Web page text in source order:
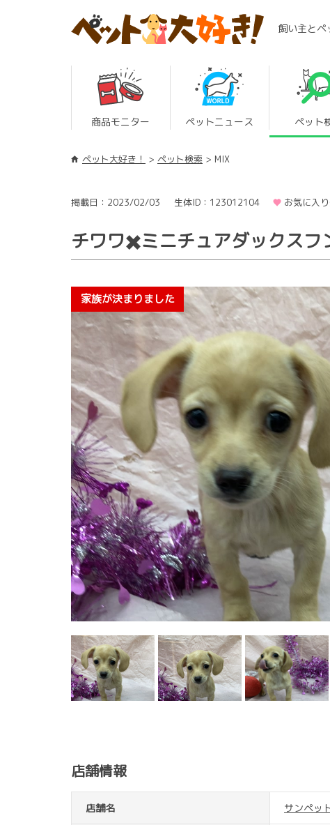
飼い主と
商品モニター ペットニュース ペット
ペット大好き！ ペット検索 MIX
掲載日：2023/02/03 生体ID：123012104 お気に入
チワワ✖️ミニチュアダックスフ
店舗情報
店舗名 サンペッ